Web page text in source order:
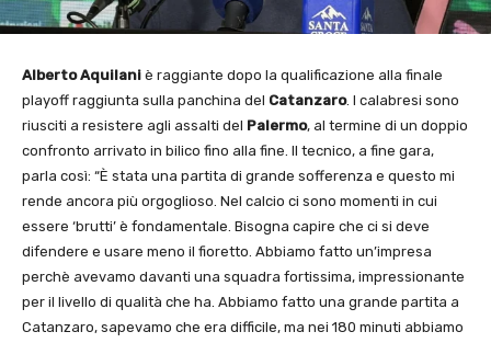
Alberto Aquilani è raggiante dopo la qualificazione alla finale
playoff raggiunta sulla panchina del Catanzaro. I calabresi sono
riusciti a resistere agli assalti del Palermo, al termine di un doppio
confronto arrivato in bilico fino alla fine. Il tecnico, a fine gara,
parla così: “È stata una partita di grande sofferenza e questo mi
rende ancora più orgoglioso. Nel calcio ci sono momenti in cui
essere ‘brutti’ è fondamentale. Bisogna capire che ci si deve
difendere e usare meno il fioretto. Abbiamo fatto un’impresa
perchè avevamo davanti una squadra fortissima, impressionante
per il livello di qualità che ha. Abbiamo fatto una grande partita a
Catanzaro, sapevamo che era difficile, ma nei 180 minuti abbiamo